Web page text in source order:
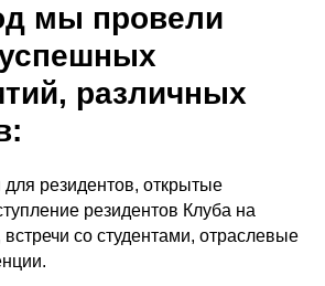
мы провели
различных
для резидентов, открытые
резидентов Клуба на
со студентами, отраслевые